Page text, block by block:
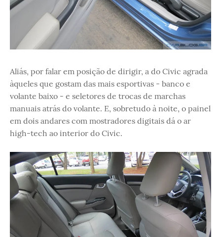
Aliás, por falar em posição de dirigir, a do Civic agrada
àqueles que gostam das mais esportivas - banco e
volante baixo - e seletores de trocas de marchas
manuais atrás do volante. E, sobretudo à noite, o painel
em dois andares com mostradores digitais dá o ar
high-tech ao interior do Civic.